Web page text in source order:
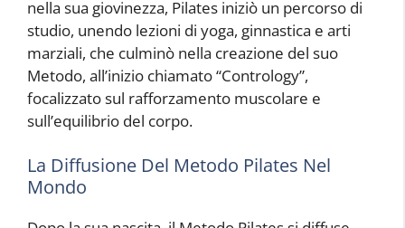
nella sua giovinezza, Pilates iniziò un percorso di
studio, unendo lezioni di yoga, ginnastica e arti
marziali, che culminò nella creazione del suo
Metodo, all’inizio chiamato “Contrology”,
focalizzato sul rafforzamento muscolare e
sull’equilibrio del corpo.
La Diffusione Del Metodo Pilates Nel
Mondo